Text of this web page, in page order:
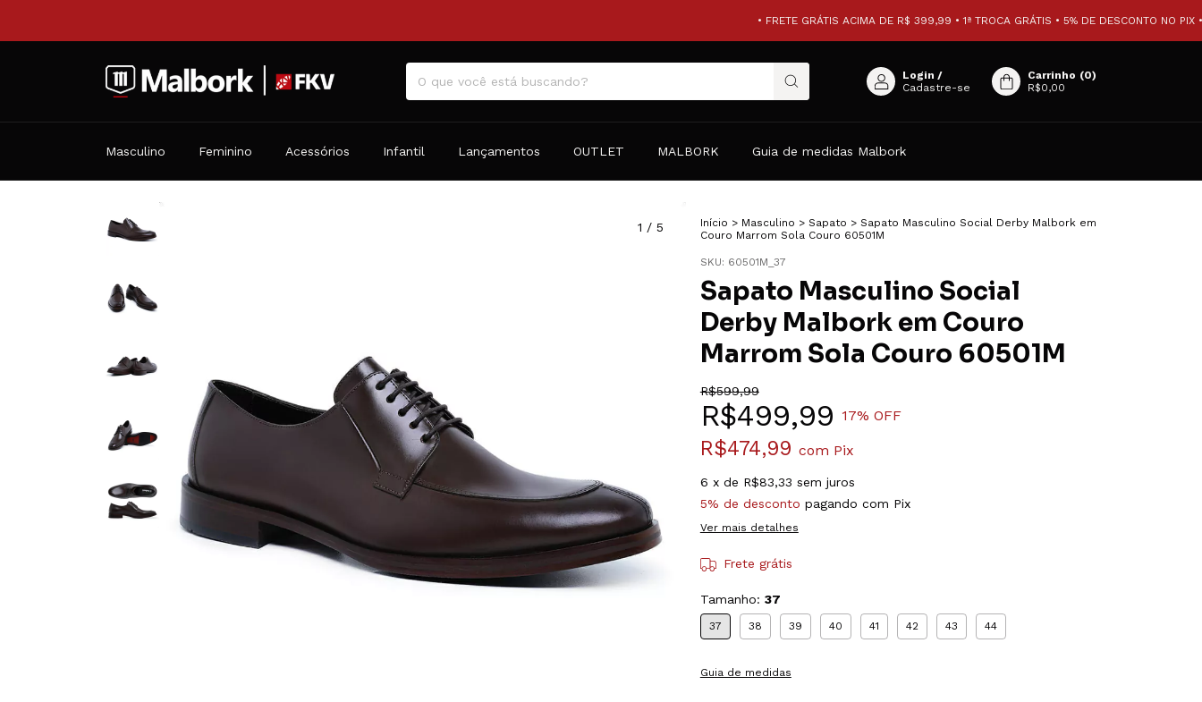
• FRETE GRÁTIS ACIMA DE R$ 399,99 • 1ª TROCA GRÁTIS • 5% DE DESCONTO NO PIX •
Login /
Cadastre-se
Carrinho (0)
R$0,00
Masculino Feminino Acessórios Infantil Lançamentos OUTLET MALBORK Guia de medidas Malbork
1 / 5 Início > Masculino > Sapato > Sapato Masculino Social Derby Malbork em
Couro Marrom Sola Couro 60501M
SKU: 60501M_37
Sapato Masculino Social
Derby Malbork em Couro
Marrom Sola Couro 60501M
R$599,99
R$499,99 17% OFF
R$474,99 com Pix
6 x de R$83,33 sem juros
5% de desconto pagando com Pix
Ver mais detalhes
Frete grátis
Tamanho: 37
37 38 39 40 41 42 43 44
Guia de medidas